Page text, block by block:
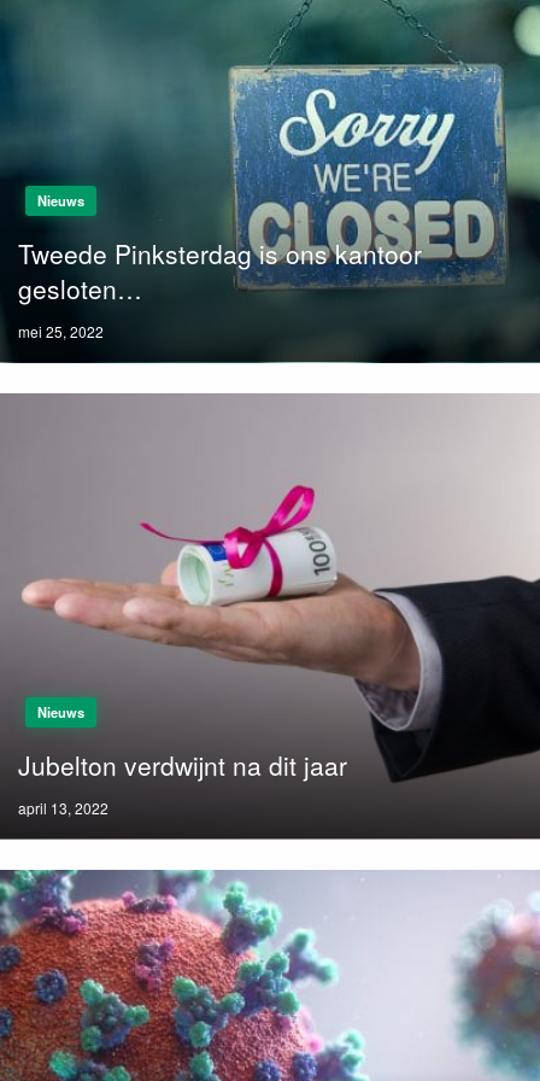
Nieuws
Tweede Pinksterdag is ons kantoor
gesloten…
Posted
on
mei 25, 2022
Nieuws
Jubelton verdwijnt na dit jaar
Posted
on
april 13, 2022